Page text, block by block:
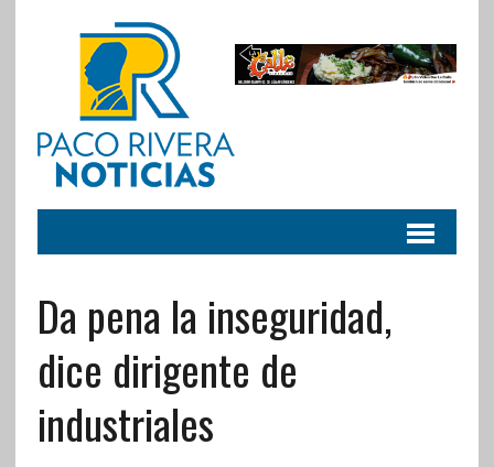
Da pena la inseguridad,
dice dirigente de
industriales